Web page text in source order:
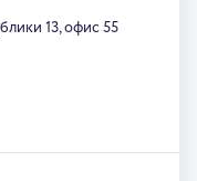
13, офис 55